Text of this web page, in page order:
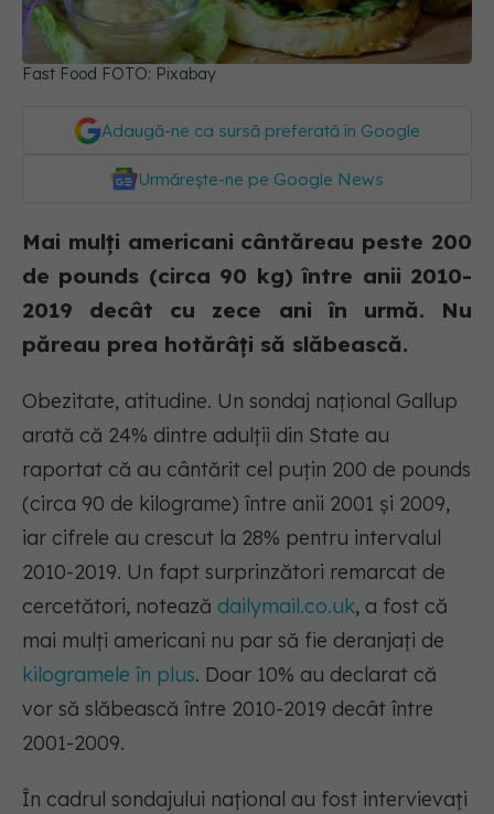
Fast Food FOTO: Pixabay
Adaugă-ne ca sursă preferată în Google
Urmărește-ne pe Google News
Mai mulți americani cântăreau peste 200
de pounds (circa 90 kg) între anii 2010-
2019 decât cu zece ani în urmă. Nu
păreau prea hotărâți să slăbească.
Obezitate, atitudine. Un sondaj național Gallup
arată că 24% dintre adulții din State au
raportat că au cântărit cel puțin 200 de pounds
(circa 90 de kilograme) între anii 2001 și 2009,
iar cifrele au crescut la 28% pentru intervalul
2010-2019. Un fapt surprinzători remarcat de
cercetători, notează dailymail.co.uk, a fost că
mai mulți americani nu par să fie deranjați de
kilogramele în plus. Doar 10% au declarat că
vor să slăbească între 2010-2019 decât între
2001-2009.
În cadrul sondajului național au fost intervievați